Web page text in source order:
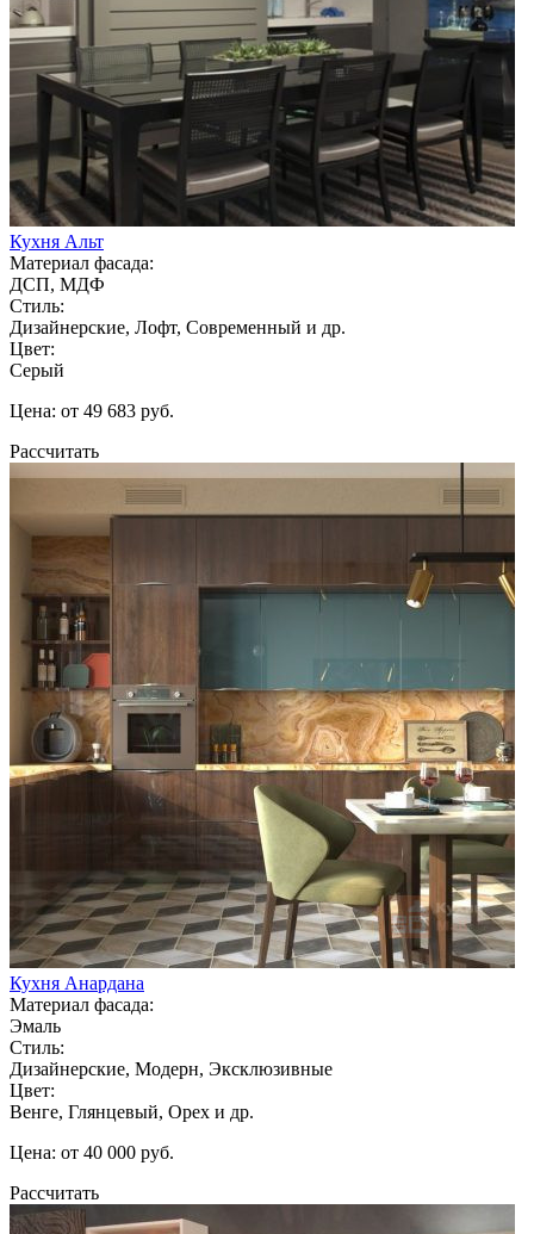
Кухня Альт
Материал фасада:
ДСП, МДФ
Стиль:
Дизайнерские, Лофт, Современный и др.
Цвет:
Серый
Цена: от 49 683 руб.
Рассчитать
Кухня Анардана
Материал фасада:
Эмаль
Стиль:
Дизайнерские, Модерн, Эксклюзивные
Цвет:
Венге, Глянцевый, Орех и др.
Цена: от 40 000 руб.
Рассчитать